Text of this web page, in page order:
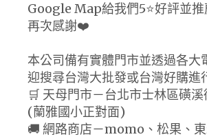
Google Map給我們5⭐好評並推
再次感謝❤️
本公司備有實體門市並透過各大
迎搜尋台灣大批發或台灣好購進
🛒 天母門市－台北市士林區磺
(蘭雅國小正對面)
🚚 網路商店－momo、松果、